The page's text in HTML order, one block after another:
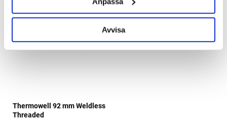
Avvisa
Thermowell 92 mm Weldless
Threaded